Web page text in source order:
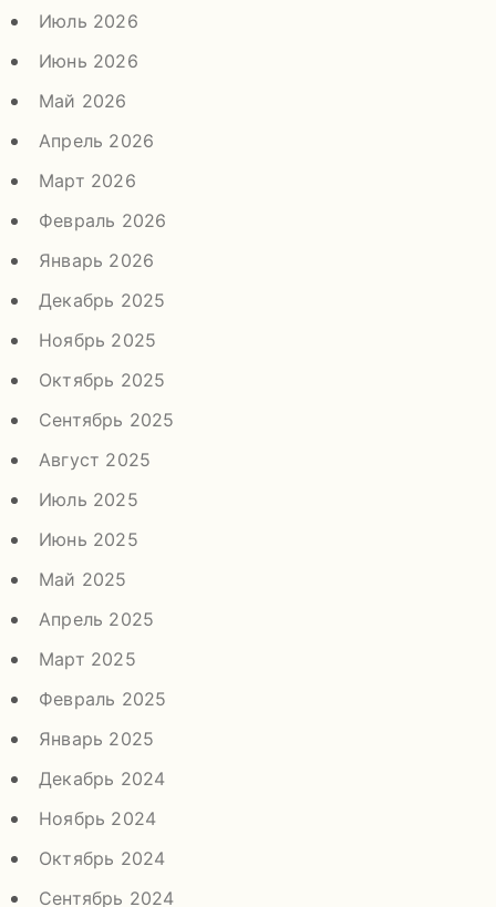
Июль 2026
Июнь 2026
Май 2026
Апрель 2026
Март 2026
Февраль 2026
Январь 2026
Декабрь 2025
Ноябрь 2025
Октябрь 2025
Сентябрь 2025
Август 2025
Июль 2025
Июнь 2025
Май 2025
Апрель 2025
Март 2025
Февраль 2025
Январь 2025
Декабрь 2024
Ноябрь 2024
Октябрь 2024
Сентябрь 2024